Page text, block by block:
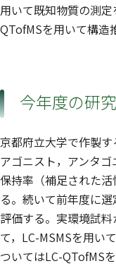
用いて既知物質の測
QTofMSを用いて構造
今年度の研
京都府立大学で作製
アゴニスト，アンタ
保持率（補足された
る。続いて前年度に
評価する。実環境試
て，LC-MSMSを用い
ついてはLC-QTofMS